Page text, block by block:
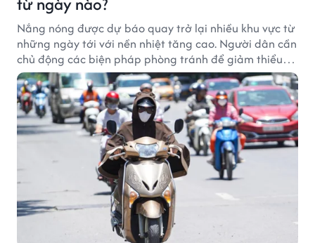
Nắng nóng được dự báo quay trở lại nhiều khu vực từ
những ngày tới với nền nhiệt tăng cao. Người dân cần
chủ động các biện pháp phòng tránh để giảm thiểu
tác động của thời tiết cực đoan.